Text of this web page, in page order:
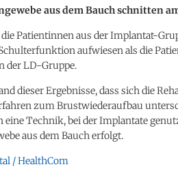
aus dem Bauch schnitten
Patientinnen aus der Implantat-
aufwiesen als die
der LD-Gruppe.
dieser Ergebnisse, dass sich die
zum Brustwiederaufbau
Technik, bei der Implantate
aus dem Bauch erfolgt.
/ HealthCom